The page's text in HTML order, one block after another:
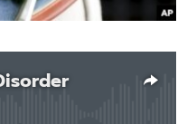
available